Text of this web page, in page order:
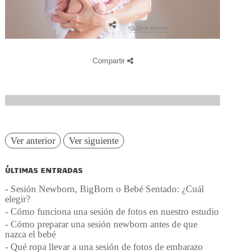
Compartir
Ver anterior Ver siguiente
ÚLTIMAS ENTRADAS
- Sesión Newborn, BigBorn o Bebé Sentado: ¿Cuál
elegir?
- Cómo funciona una sesión de fotos en nuestro estudio
- Cómo preparar una sesión newborn antes de que
nazca el bebé
- Qué ropa llevar a una sesión de fotos de embarazo